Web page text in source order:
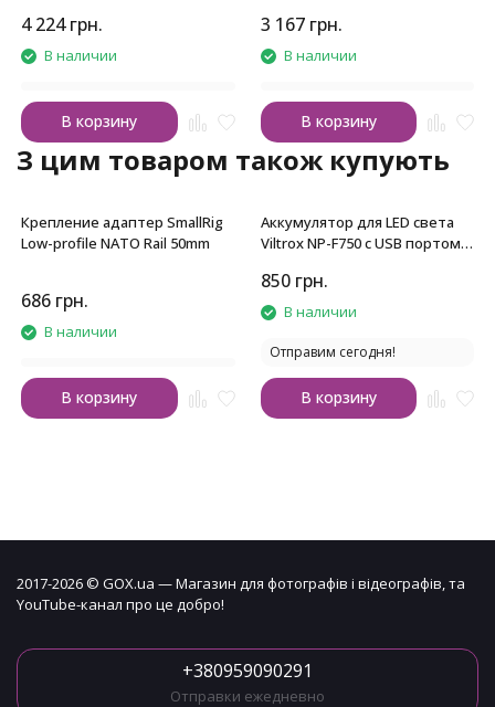
4 224 грн.
В наличии
В корзину
3 167 грн.
В наличии
В корзину
З цим товаром також купують
Крепление адаптер SmallRig
Low-profile NATO Rail 50mm
686 грн.
В наличии
В корзину
Аккумулятор для LED света
Viltrox NP-F750 с USB портом
850 грн.
В наличии
Отправим сегодня!
В корзину
2017-2026 © GOX.ua — Магазин для фотографів і відеографів, та
YouTube-канал про це добро!
+380959090291
Отправки ежедневно